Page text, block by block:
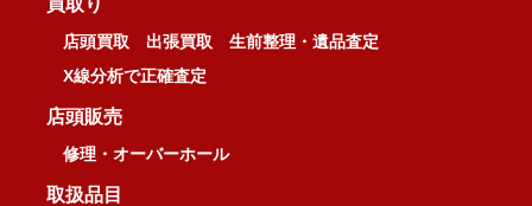
店頭買取 出張買取
生前整理・遺品査定
X線分析で正確査定
店頭販売
修理・オーバーホール
取扱品目